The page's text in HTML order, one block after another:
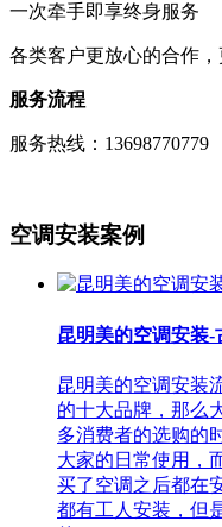
一次牵手即享终身服务
各类客户更放心的合作
服务流程
服务热线：13698770779
空调安装案例
昆明美的空调安装-
昆明美的空调安装
的十大品牌，那么
多消费者的选购的
大家的日常使用，
买了空调之后都在
都有工人安装，但